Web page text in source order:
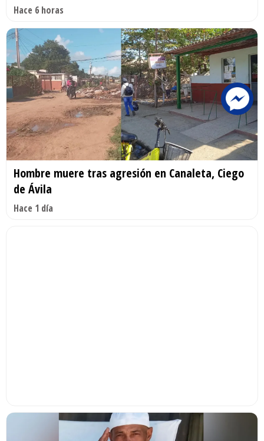
Hace 6 horas
Hombre muere tras agresión en Canaleta, Ciego
de Ávila
Hace 1 día